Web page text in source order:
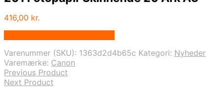
416,00 kr.
Varenummer (SKU): 1363d2d4b65c Kategori: Nyheder
Varemærke: Canon
Previous Product
Next Product